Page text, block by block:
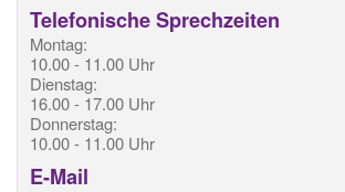
Telefonische Sprechzeiten
Montag:
10.00 - 11.00 Uhr
Dienstag:
16.00 - 17.00 Uhr
Donnerstag:
10.00 - 11.00 Uhr
E-Mail